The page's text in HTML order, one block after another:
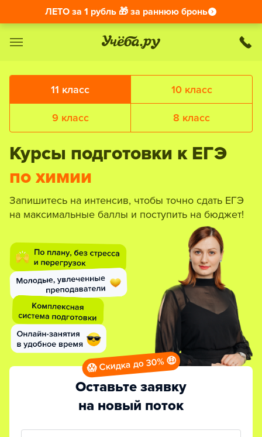
11 класс 10 класс
9 класс 8 класс
Курсы подготовки к ЕГЭ
по химии
Запишитесь на интенсив, чтобы точно сдать ЕГЭ
на максимальные баллы и поступить на бюджет!
Оставьте заявку
на новый поток
😱 Скидка до 30% 🤑
ЛЕТО за 1 рубль 🎁 за раннюю бронь